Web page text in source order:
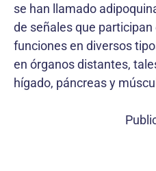
se han llamado
de señales que
funciones en diversos
en órganos distantes,
hígado, páncreas y